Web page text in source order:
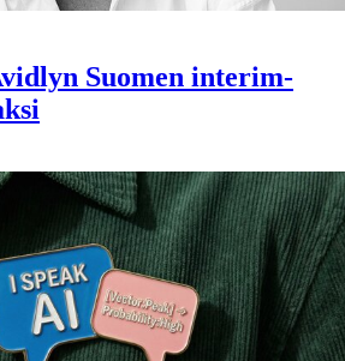
Suomen interim-